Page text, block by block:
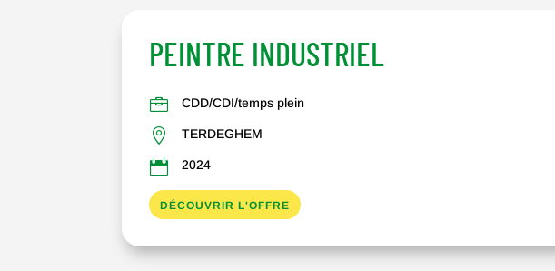
PEINTRE INDUSTRIEL
 CDD/CDI/temps plein
 TERDEGHEM
 2024
DÉCOUVRIR L'OFFRE